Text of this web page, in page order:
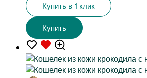
Купить в 1 клик
Купить